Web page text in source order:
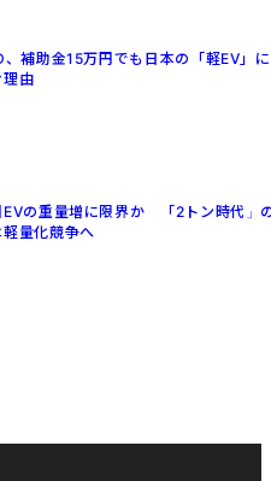
、補助金15万円でも日本の「軽EV」に
理由
EVの重量増に限界か 「2トン時代」
軽量化競争へ